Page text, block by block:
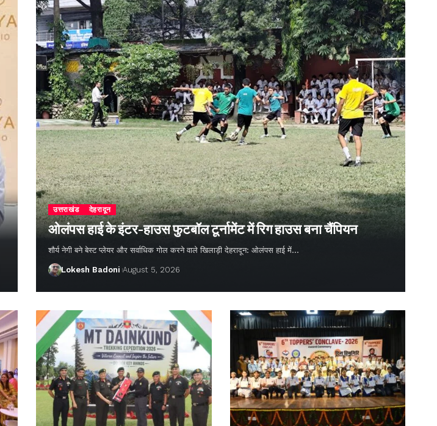
उत्तराखंड देहरादून
ओलंपस हाई के इंटर-हाउस फुटबॉल टूर्नामेंट में रिग हाउस बना चैंपियन
शौर्य नेगी बने बेस्ट प्लेयर और सर्वाधिक गोल करने वाले खिलाड़ी देहरादून: ओलंपस हाई में…
Lokesh Badoni August 5, 2026